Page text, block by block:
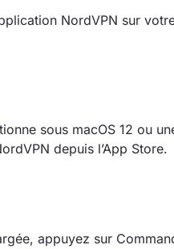
NordVPN sur
sous macOS 12 ou
depuis l’App Store.
appuyez sur